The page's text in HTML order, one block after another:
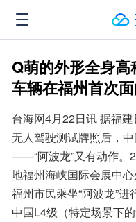
Q萌的外形全身
车辆在福州首次
台海网4月22日讯 据福
无人驾驶测试牌照后，
——“阿波龙”又有动作。
地福州海峡国际会展中
福州市民乘坐“阿波龙”
中国L4级（特定场景下